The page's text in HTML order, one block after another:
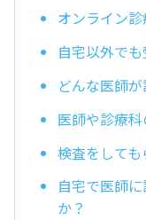
オンライン
自宅以外で
どんな医師
医師や診療
検査をして
自宅で医師
か？